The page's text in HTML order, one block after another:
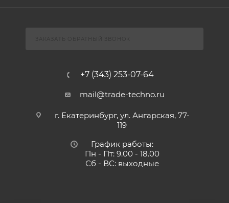
+7 (343) 253-07-64
mail@trade-techno.ru
г. Екатеринбург, ул. Ангарская, 77-
119
График работы:
Пн - Пт: 9.00 - 18.00
Сб - ВС: выходные